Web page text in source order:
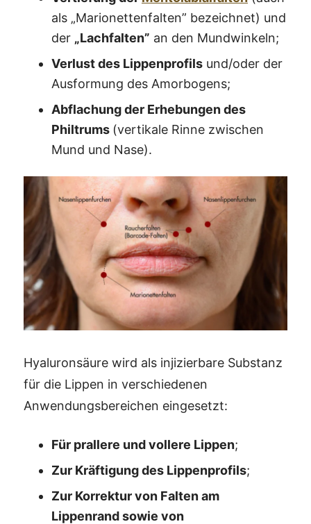
als „Marionettenfalten” bezeichnet) und
der „Lachfalten” an den Mundwinkeln;
Verlust des Lippenprofils und/oder der
Ausformung des Amorbogens;
Abflachung der Erhebungen des
Philtrums (vertikale Rinne zwischen
Mund und Nase).
Hyaluronsäure wird als injizierbare Substanz
für die Lippen in verschiedenen
Anwendungsbereichen eingesetzt:
Für prallere und vollere Lippen;
Zur Kräftigung des Lippenprofils;
Zur Korrektur von Falten am
Lippenrand sowie von